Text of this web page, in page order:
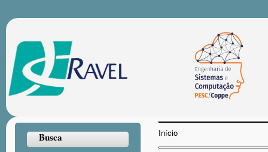
Busca
Você está aqui
Início